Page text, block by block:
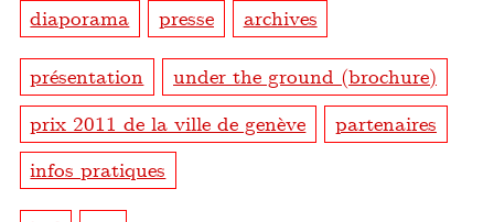
diaporama presse archives
présentation
under the ground (brochure)
prix 2011 de la ville de genève
partenaires
infos pratiques